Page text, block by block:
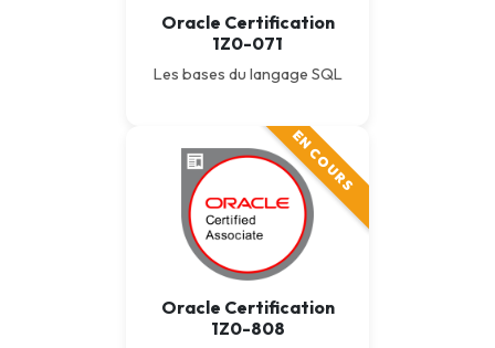
Oracle Certification
1Z0-071
Les bases du langage SQL
EN COURS
Oracle Certification
1Z0-808